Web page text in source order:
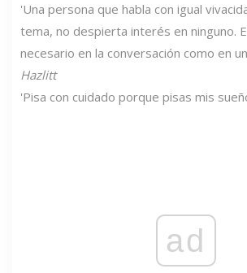
'Una persona que habla con igual
tema, no despierta interés en ninguno.
necesario en la conversación como en
Hazlitt
'Pisa con cuidado porque pisas mis
ad